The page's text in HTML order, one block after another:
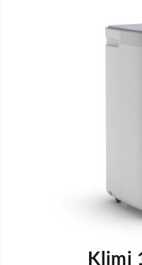
Klimi